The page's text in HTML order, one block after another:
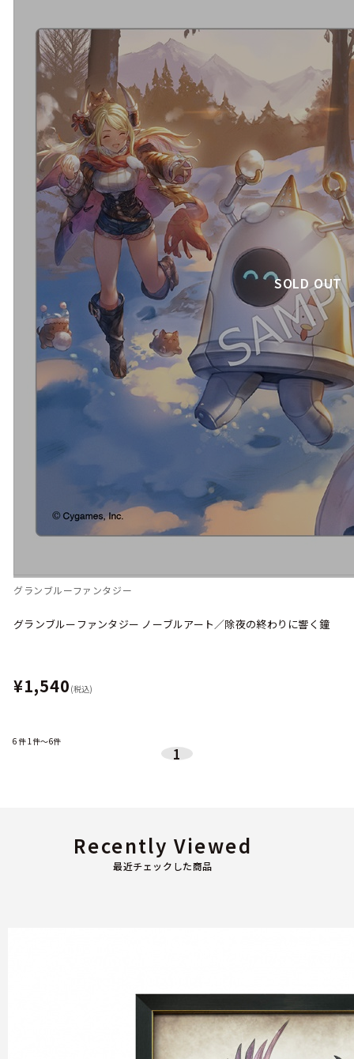
SOLD OUT
グランブルーファンタジー
グランブルーファンタジー ノーブルアート／除夜の終わりに響く鐘
¥1,540 (税込)
6件1件～6件
1
最近チェックした商品
Recently Viewed